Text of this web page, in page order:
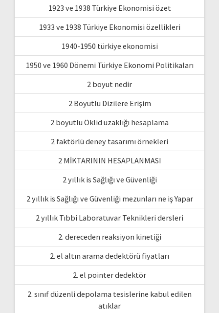
1923 ve 1938 Türkiye Ekonomisi özet
1933 ve 1938 Türkiye Ekonomisi özellikleri
1940-1950 türkiye ekonomisi
1950 ve 1960 Dönemi Türkiye Ekonomi Politikaları
2 boyut nedir
2 Boyutlu Dizilere Erişim
2 boyutlu Öklid uzaklığı hesaplama
2 faktörlü deney tasarımı örnekleri
2 MİKTARININ HESAPLANMASI
2 yıllık is Sağlığı ve Güvenliği
2 yıllık is Sağlığı ve Güvenliği mezunları ne iş Yapar
2 yıllık Tıbbi Laboratuvar Teknikleri dersleri
2. dereceden reaksiyon kinetiği
2. el altın arama dedektörü fiyatları
2. el pointer dedektör
2. sınıf düzenli depolama tesislerine kabul edilen
atıklar